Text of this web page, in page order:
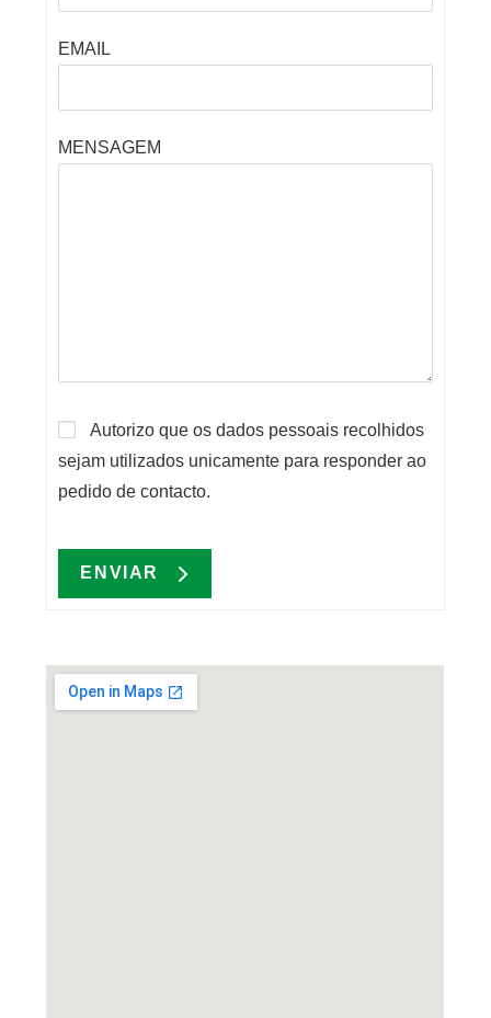
EMAIL
MENSAGEM
Autorizo que os dados pessoais recolhidos
sejam utilizados unicamente para responder ao
pedido de contacto.
ENVIAR